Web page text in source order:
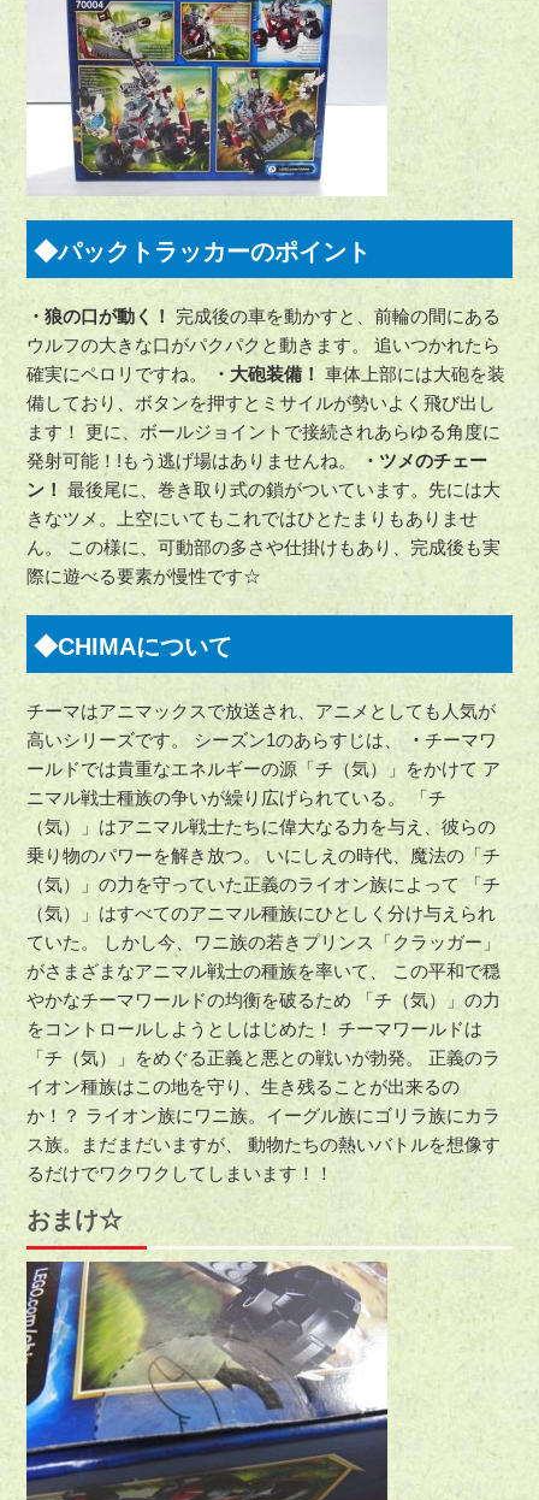
◆パックトラッカーのポイント
・狼の口が動く！
完成後の車を動かすと、前輪の間にある
ウルフの大きな口がパクパクと動きます。 追いつかれたら
確実にペロリですね。
・大砲装備！ 車体上部には大砲を装
備しており、ボタンを押すとミサイルが勢いよく飛び出し
ます！ 更に、ボールジョイントで接続されあらゆる角度に
発射可能！!もう逃げ場はありませんね。
・ツメのチェー
ン！ 最後尾に、巻き取り式の鎖がついています。先には大
きなツメ。上空にいてもこれではひとたまりもありませ
ん。 この様に、可動部の多さや仕掛けもあり、完成後も実
際に遊べる要素が慢性です☆
◆CHIMAについて
チーマはアニマックスで放送され、アニメとしても人気が
高いシリーズです。 シーズン1のあらすじは、
・チーマワ
ールドでは貴重なエネルギーの源「チ（気）」をかけて ア
ニマル戦士種族の争いが繰り広げられている。 「チ
（気）」はアニマル戦士たちに偉大なる力を与え、彼らの
乗り物のパワーを解き放つ。 いにしえの時代、魔法の「チ
（気）」の力を守っていた正義のライオン族によって 「チ
（気）」はすべてのアニマル種族にひとしく分け与えられ
ていた。 しかし今、ワニ族の若きプリンス「クラッガー」
がさまざまなアニマル戦士の種族を率いて、 この平和で穏
やかなチーマワールドの均衡を破るため 「チ（気）」の力
をコントロールしようとしはじめた！ チーマワールドは
「チ（気）」をめぐる正義と悪との戦いが勃発。 正義のラ
イオン種族はこの地を守り、生き残ることが出来るの
か！？ ライオン族にワニ族。イーグル族にゴリラ族にカラ
ス族。まだまだいますが、 動物たちの熱いバトルを想像す
るだけでワクワクしてしまいます！！
おまけ☆